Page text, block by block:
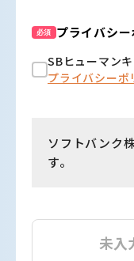
必須 プライバシ
SBヒューマン
プライバシーポ
ソフトバンク
す。
未入